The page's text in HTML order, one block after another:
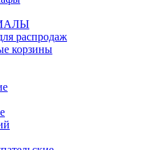
распродаж
корзины